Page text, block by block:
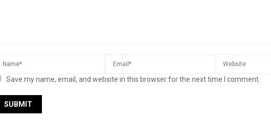
Save my name, email, and website in this browser for the next time I comment.